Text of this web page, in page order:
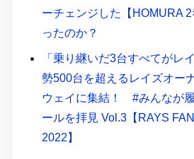
ーチェンジした【HOMURA
ったのか？
「乗り継いだ3台すべてがレ
勢500台を超えるレイズオー
ウェイに集結！ #みんなが
ールを拝見 Vol.3【RAYS
2022】